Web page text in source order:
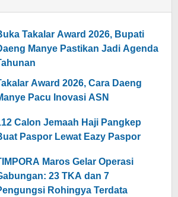
Takalar Award 2026, Bupati
Manye Pastikan Jadi Agenda
Award 2026, Cara Daeng
Pacu Inovasi ASN
Calon Jemaah Haji Pangkep
Paspor Lewat Eazy Paspor
Maros Gelar Operasi
23 TKA dan 7
Rohingya Terdata